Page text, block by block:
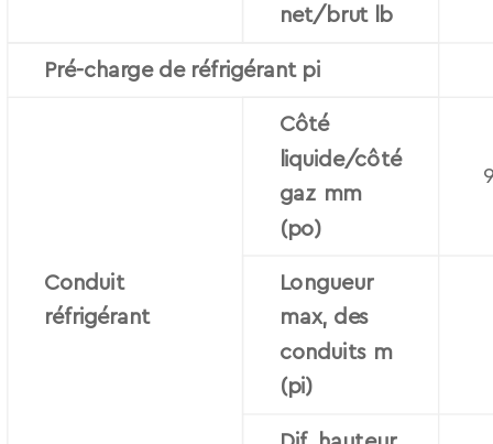
net/brut lb
Pré-charge de réfrigérant pi
Conduit
réfrigérant
Côté
liquide/côté
gaz mm
(po)
Longueur
max, des
conduits m
(pi)